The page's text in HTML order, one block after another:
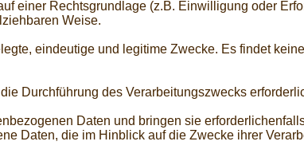
einer Rechtsgrundlage (z.B. Einwilligung oder
Weise.
eindeutige und legitime Zwecke. Es findet
Durchführung des Verarbeitungszwecks
Daten und bringen sie
Daten, die im Hinblick auf die Zwecke ihrer